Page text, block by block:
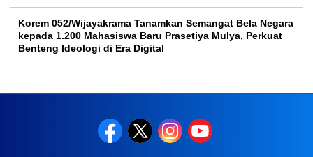
Korem 052/Wijayakrama Tanamkan Semangat Bela Negara
kepada 1.200 Mahasiswa Baru Prasetiya Mulya, Perkuat
Benteng Ideologi di Era Digital